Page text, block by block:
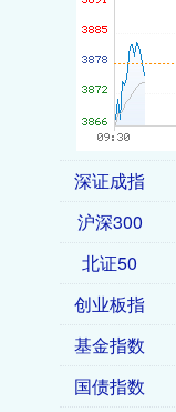
深证成指
沪深300
北证50
创业板指
基金指数
国债指数